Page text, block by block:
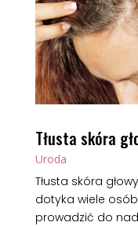
Tłusta skóra
Uroda
Tłusta skóra
dotyka wiele
prowadzić do